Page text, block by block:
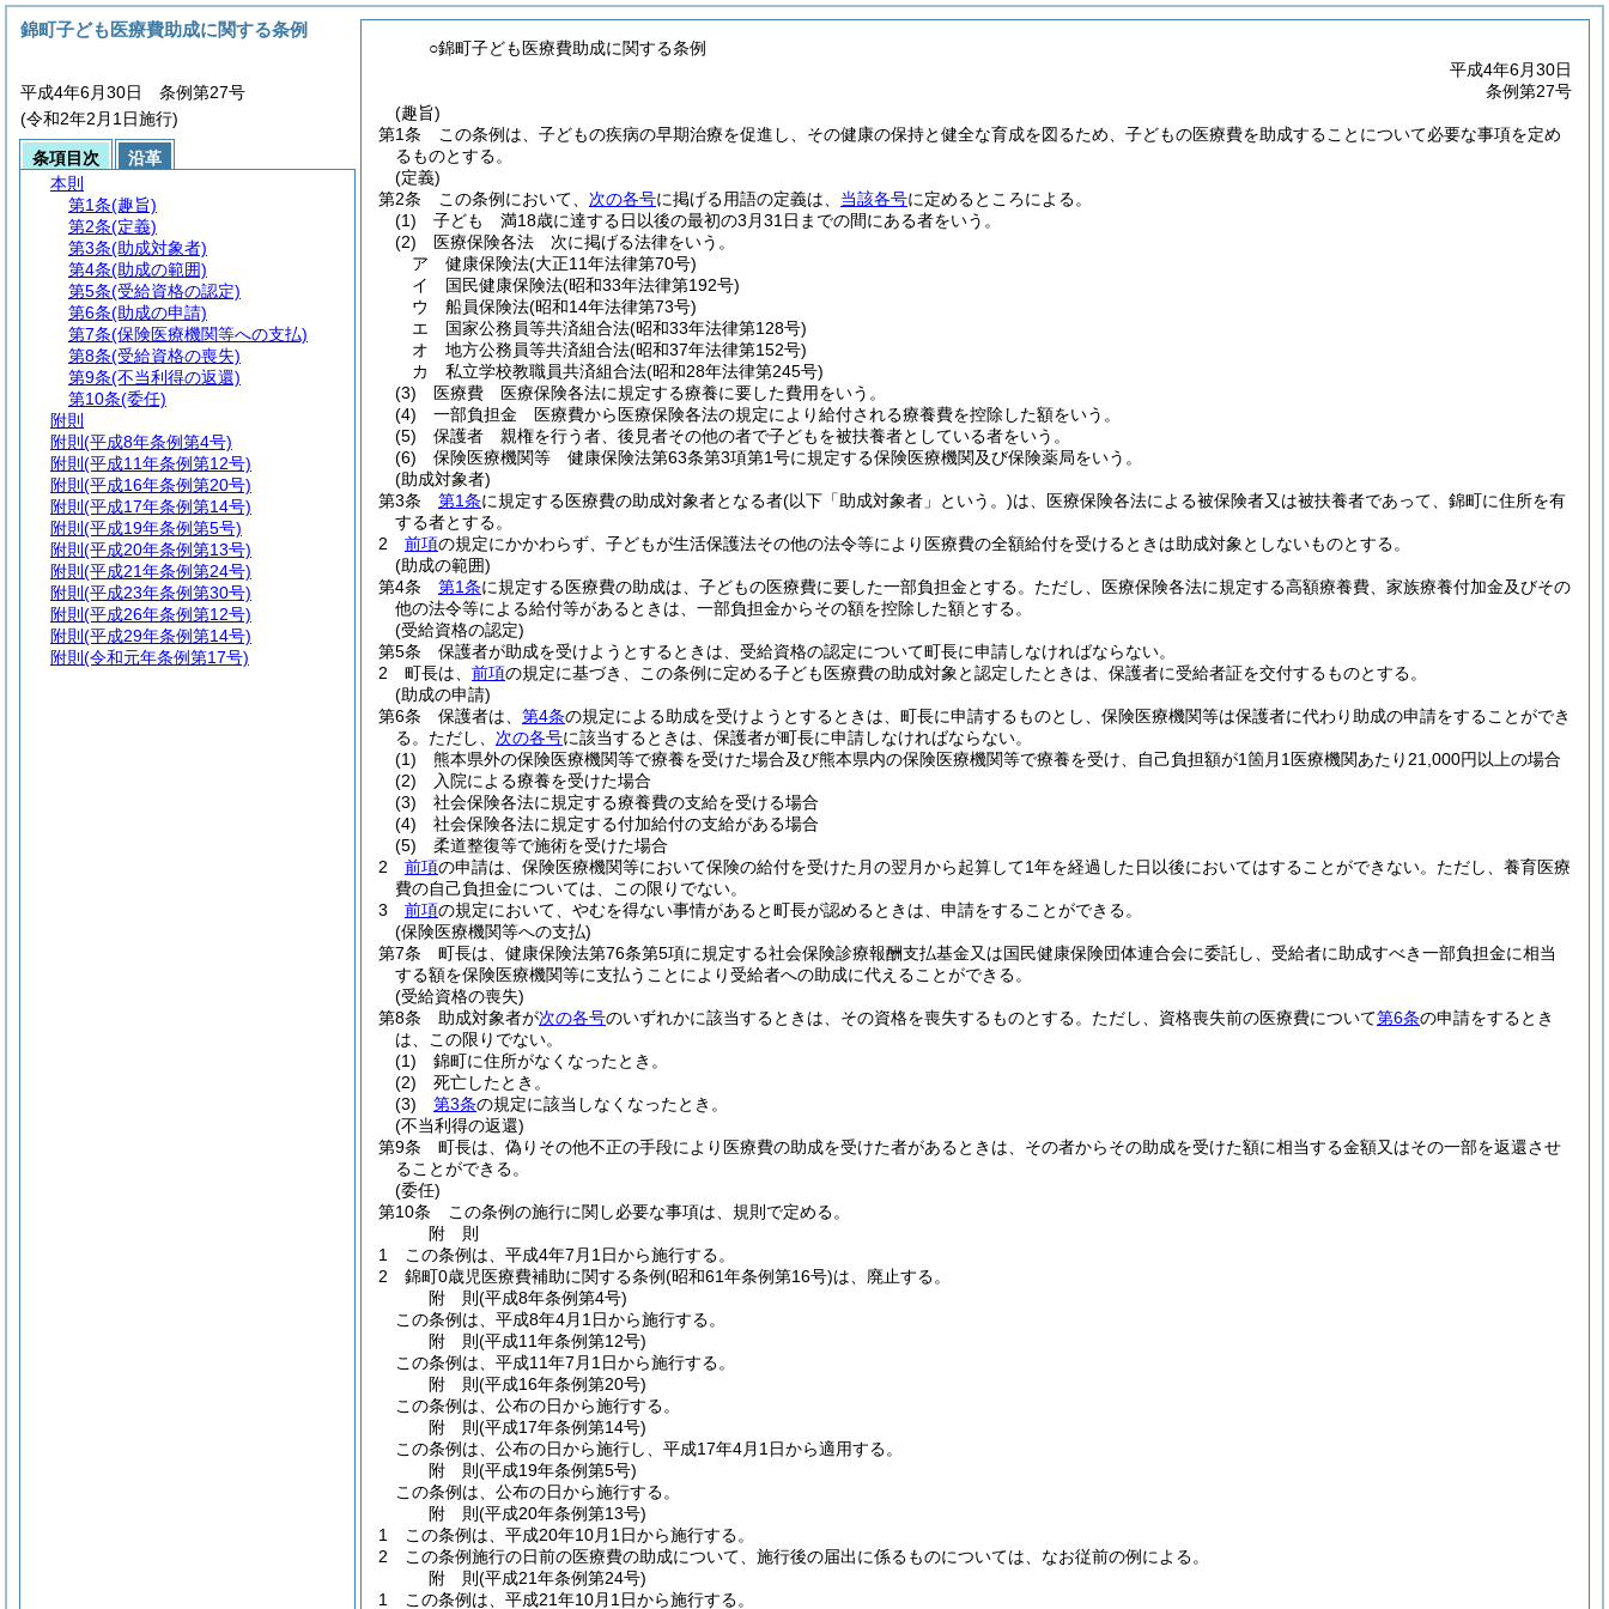
○錦町子ども医療費助成に関する条例
平成4年6月30日
条例第27号
(趣旨)
第1条
この条例は、子どもの疾病の早期治療を促進し、その健康の保持と健全な育成を図るため、子どもの医療費を助成することについて必要な事項を定め
るものとする。
(定義)
第2条
この条例において、 次の各号に掲げる用語の定義は、 当該各号に定めるところによる。
(1)
子ども 満18歳に達する日以後の最初の3月31日までの間にある者をいう。
(2)
医療保険各法 次に掲げる法律をいう。
ア
健康保険法(大正11年法律第70号)
イ
国民健康保険法(昭和33年法律第192号)
ウ
船員保険法(昭和14年法律第73号)
エ
国家公務員等共済組合法(昭和33年法律第128号)
オ
地方公務員等共済組合法(昭和37年法律第152号)
カ
私立学校教職員共済組合法(昭和28年法律第245号)
(3)
医療費 医療保険各法に規定する療養に要した費用をいう。
(4)
一部負担金 医療費から医療保険各法の規定により給付される療養費を控除した額をいう。
(5)
保護者 親権を行う者、後見者その他の者で子どもを被扶養者としている者をいう。
(6)
保険医療機関等 健康保険法第63条第3項第1号に規定する保険医療機関及び保険薬局をいう。
(助成対象者)
第3条
第1条に規定する医療費の助成対象者となる者(以下「助成対象者」という。)は、医療保険各法による被保険者又は被扶養者であって、錦町に住所を有
する者とする。
2
前項の規定にかかわらず、子どもが生活保護法その他の法令等により医療費の全額給付を受けるときは助成対象としないものとする。
(助成の範囲)
第4条
第1条に規定する医療費の助成は、子どもの医療費に要した一部負担金とする。 ただし、医療保険各法に規定する高額療養費、家族療養付加金及びその
他の法令等による給付等があるときは、一部負担金からその額を控除した額とする。
(受給資格の認定)
第5条
保護者が助成を受けようとするときは、受給資格の認定について町長に申請しなければならない。
2
町長は、 前項の規定に基づき、この条例に定める子ども医療費の助成対象と認定したときは、保護者に受給者証を交付するものとする。
(助成の申請)
第6条
保護者は、 第4条の規定による助成を受けようとするときは、町長に申請するものとし、保険医療機関等は保護者に代わり助成の申請をすることができ
る。 ただし、 次の各号に該当するときは、保護者が町長に申請しなければならない。
(1)
熊本県外の保険医療機関等で療養を受けた場合及び熊本県内の保険医療機関等で療養を受け、自己負担額が1箇月1医療機関あたり21,000円以上の場合
(2)
入院による療養を受けた場合
(3)
社会保険各法に規定する療養費の支給を受ける場合
(4)
社会保険各法に規定する付加給付の支給がある場合
(5)
柔道整復等で施術を受けた場合
2
前項の申請は、保険医療機関等において保険の給付を受けた月の翌月から起算して1年を経過した日以後においてはすることができない。 ただし、養育医療
費の自己負担金については、この限りでない。
3
前項の規定において、やむを得ない事情があると町長が認めるときは、申請をすることができる。
(保険医療機関等への支払)
第7条
町長は、健康保険法第76条第5項に規定する社会保険診療報酬支払基金又は国民健康保険団体連合会に委託し、受給者に助成すべき一部負担金に相当
する額を保険医療機関等に支払うことにより受給者への助成に代えることができる。
(受給資格の喪失)
第8条
助成対象者が次の各号のいずれかに該当するときは、その資格を喪失するものとする。 ただし、資格喪失前の医療費について第6条の申請をするとき
は、この限りでない。
(1)
錦町に住所がなくなったとき。
(2)
死亡したとき。
(3)
第3条の規定に該当しなくなったとき。
(不当利得の返還)
第9条
町長は、偽りその他不正の手段により医療費の助成を受けた者があるときは、その者からその助成を受けた額に相当する金額又はその一部を返還させ
ることができる。
(委任)
第10条
この条例の施行に関し必要な事項は、規則で定める。
附 則
1
この条例は、平成4年7月1日から施行する。
2
錦町0歳児医療費補助に関する条例(昭和61年条例第16号)は、廃止する。
附 則(平成8年条例第4号)
この条例は、平成8年4月1日から施行する。
附 則(平成11年条例第12号)
この条例は、平成11年7月1日から施行する。
附 則(平成16年条例第20号)
この条例は、公布の日から施行する。
附 則(平成17年条例第14号)
この条例は、公布の日から施行し、平成17年4月1日から適用する。
附 則(平成19年条例第5号)
この条例は、公布の日から施行する。
附 則(平成20年条例第13号)
1
この条例は、平成20年10月1日から施行する。
2
この条例施行の日前の医療費の助成について、施行後の届出に係るものについては、なお従前の例による。
附 則(平成21年条例第24号)
1
この条例は、平成21年10月1日から施行する。
錦町子ども医療費助成に関する条例
平成4年6月30日 条例第27号
(令和2年2月1日施行)
条項目次
沿革
本則
第1条(趣旨)
第2条(定義)
第3条(助成対象者)
第4条(助成の範囲)
第5条(受給資格の認定)
第6条(助成の申請)
第7条(保険医療機関等への支払)
第8条(受給資格の喪失)
第9条(不当利得の返還)
第10条(委任)
附則
附則 (平成8年条例第4号)
附則 (平成11年条例第12号)
附則 (平成16年条例第20号)
附則 (平成17年条例第14号)
附則 (平成19年条例第5号)
附則 (平成20年条例第13号)
附則 (平成21年条例第24号)
附則 (平成23年条例第30号)
附則 (平成26年条例第12号)
附則 (平成29年条例第14号)
附則 (令和元年条例第17号)